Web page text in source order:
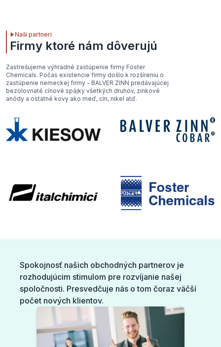
Naši partneri
Firmy ktoré nám dôverujú
Zastrešujeme výhradné zastúpenie firmy Foster
Chemicals. Počas existencie firmy došlo k rozšíreniu o
zastúpenie nemeckej firmy - BALVER ZINN predávajúcej
bezolovnaté cínové spájky všetkých druhov, zinkové
anódy a ostatné kovy ako meď, cín, nikel atď.
Spokojnosť našich obchodných partnerov je
rozhodujúcim stimulom pre rozvíjanie našej
spoločnosti. Presvedčuje nás o tom čoraz väčší
počet nových klientov.